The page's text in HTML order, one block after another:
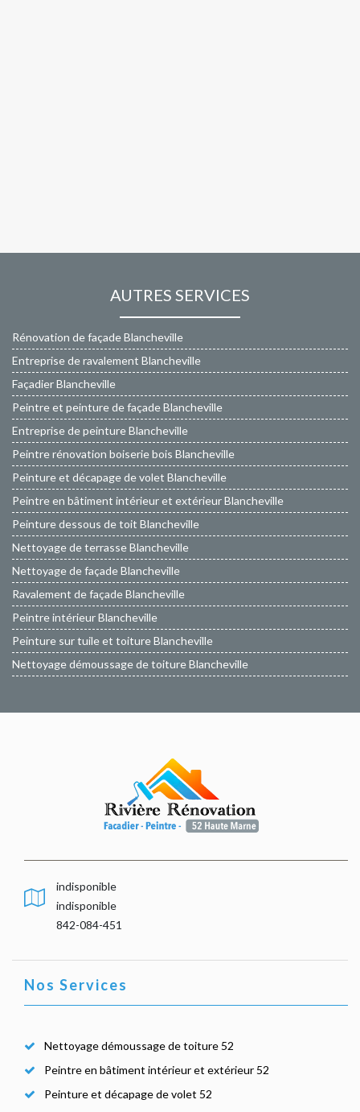
AUTRES SERVICES
Rénovation de façade Blancheville
Entreprise de ravalement Blancheville
Façadier Blancheville
Peintre et peinture de façade Blancheville
Entreprise de peinture Blancheville
Peintre rénovation boiserie bois Blancheville
Peinture et décapage de volet Blancheville
Peintre en bâtiment intérieur et extérieur Blancheville
Peinture dessous de toit Blancheville
Nettoyage de terrasse Blancheville
Nettoyage de façade Blancheville
Ravalement de façade Blancheville
Peintre intérieur Blancheville
Peinture sur tuile et toiture Blancheville
Nettoyage démoussage de toiture Blancheville
indisponible
indisponible
842-084-451
Nos Services
Nettoyage démoussage de toiture 52
Peintre en bâtiment intérieur et extérieur 52
Peinture et décapage de volet 52